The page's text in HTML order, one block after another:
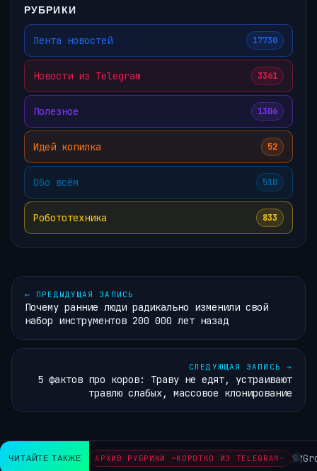
РУБРИКИ
Лента новостей 17730
Новости из Telegram 3361
Полезное 1306
Идей копилка 52
Обо всём 510
Робототехника 833
← ПРЕДЫДУЩАЯ ЗАПИСЬ
Почему ранние люди радикально изменили свой
набор инструментов 200 000 лет назад
СЛЕДУЮЩАЯ ЗАПИСЬ →
5 фактов про коров: Траву не едят, устраивают
травлю слабых, массовое клонирование
ЧИТАЙТЕ ТАКЖЕ АРХИВ РУБРИКИ ~КОРОТКО ИЗ TELEGRAM~